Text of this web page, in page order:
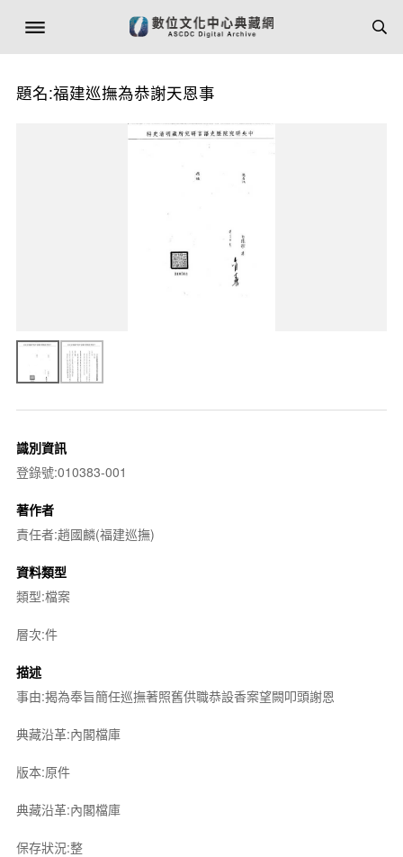
題名:福建巡撫為恭謝天恩事
識別資訊
登錄號:010383-001
著作者
責任者:趙國麟(福建巡撫)
資料類型
類型:檔案
層次:件
描述
事由:揭為奉旨簡任巡撫著照舊供職恭設香案望闕叩頭謝恩
典藏沿革:內閣檔庫
版本:原件
典藏沿革:內閣檔庫
保存狀況:整